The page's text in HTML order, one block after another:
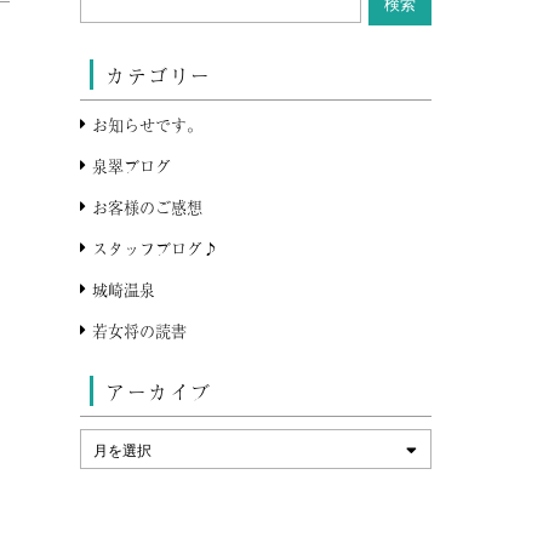
カテゴリー
お知らせです。
泉翠ブログ
お客様のご感想
スタッフブログ♪
城崎温泉
若女将の読書
アーカイブ